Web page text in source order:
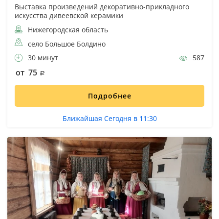
Выставка произведений декоративно-прикладного
искусства дивеевской керамики
Нижегородская область
село Большое Болдино
30 минут
587
от 75
Подробнее
Ближайшая Сегодня в 11:30